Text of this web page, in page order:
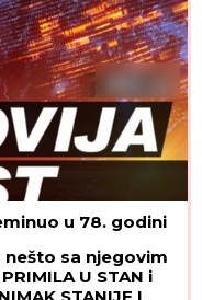
u 78. godini
nešto sa njegovim
U STAN i